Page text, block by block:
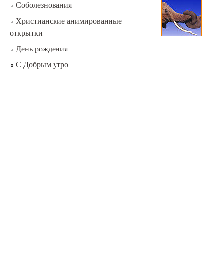
Соболезнования
Христианские анимированные
открытки
День рождения
С Добрым утро